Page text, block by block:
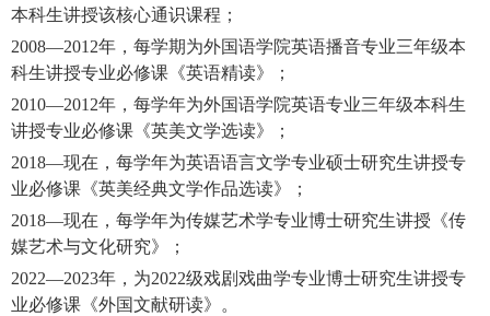
本科生讲授该核心通识课程；
2008—2012年，每学期为外国语学院英语播音专业三年级本
科生讲授专业必修课《英语精读》；
2010—2012年，每学年为外国语学院英语专业三年级本科生
讲授专业必修课《英美文学选读》；
2018—现在，每学年为英语语言文学专业硕士研究生讲授专
业必修课《英美经典文学作品选读》；
2018—现在，每学年为传媒艺术学专业博士研究生讲授《传
媒艺术与文化研究》；
2022—2023年，为2022级戏剧戏曲学专业博士研究生讲授专
业必修课《外国文献研读》。